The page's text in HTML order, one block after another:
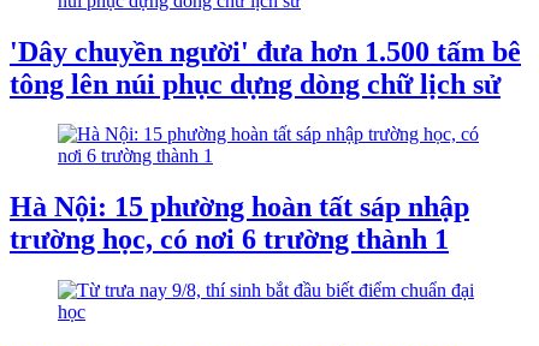
'Dây chuyền người' đưa hơn 1.500 tấm bê
tông lên núi phục dựng dòng chữ lịch sử
Hà Nội: 15 phường hoàn tất sáp nhập
trường học, có nơi 6 trường thành 1